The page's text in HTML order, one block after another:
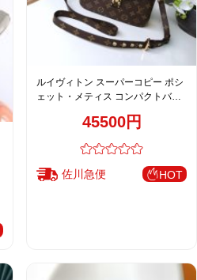
ルイヴィトン スーパーコピー ポシ
ェット・メティス コンパクトバッ
ン M40780 M44875
45500円
佐川急便 HOT